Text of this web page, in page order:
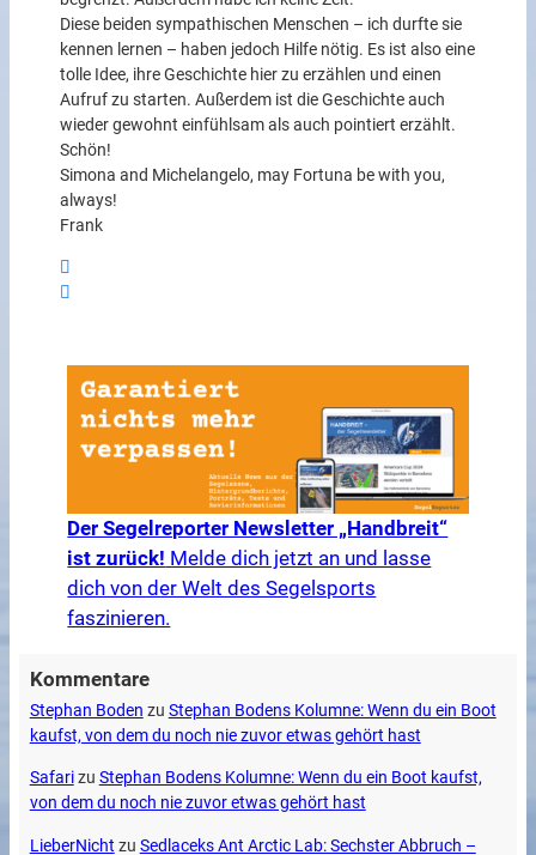
Diese beiden sympathischen Menschen – ich durfte sie
kennen lernen – haben jedoch Hilfe nötig. Es ist also eine
tolle Idee, ihre Geschichte hier zu erzählen und einen
Aufruf zu starten. Außerdem ist die Geschichte auch
wieder gewohnt einfühlsam als auch pointiert erzählt.
Schön!
Simona and Michelangelo, may Fortuna be with you,
always!
Frank
Der Segelreporter Newsletter „Handbreit“
ist zurück! Melde dich jetzt an und lasse
dich von der Welt des Segelsports
faszinieren.
Kommentare
Stephan Boden zu Stephan Bodens Kolumne: Wenn du ein Boot
kaufst, von dem du noch nie zuvor etwas gehört hast
Safarizu Stephan Bodens Kolumne: Wenn du ein Boot kaufst,
von dem du noch nie zuvor etwas gehört hast
LieberNicht zu Sedlaceks Ant Arctic Lab: Sechster Abbruch –